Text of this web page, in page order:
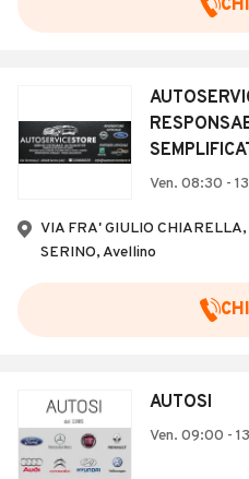
Ven. 08:30 -
VIA FRA' GIULIO
SERINO, Avellino
AUTOSI
Ven. 09:00 -